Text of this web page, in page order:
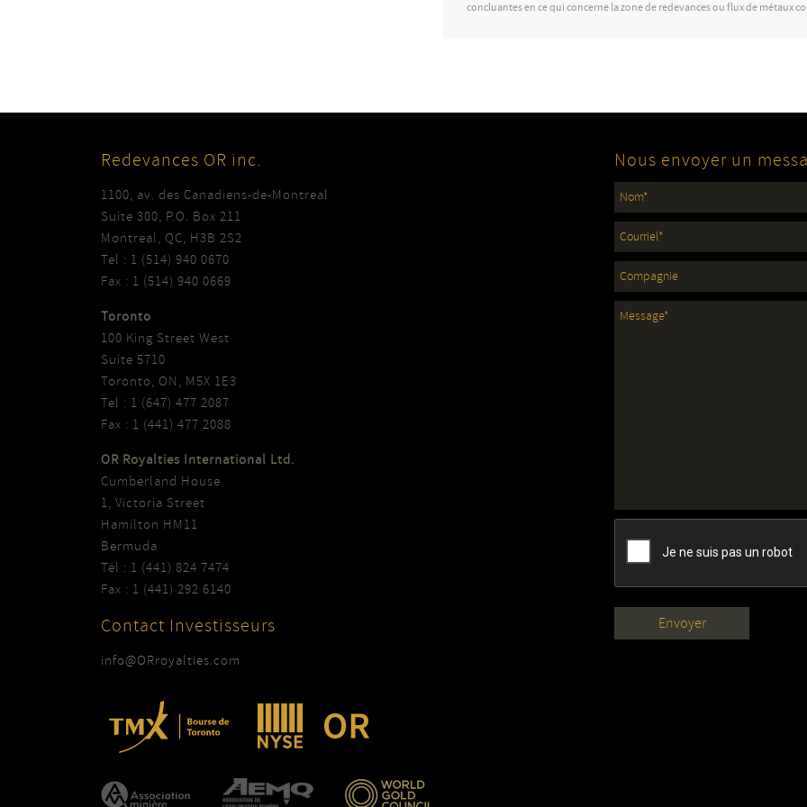
concluantes en ce qui concerne la zone de redevances ou flux de métaux
Redevances OR inc.
1100, av. des Canadiens-de-Montreal
Suite 300, P.O. Box 211
Montreal, QC, H3B 2S2
Tel : 1 (514) 940 0670
Fax : 1 (514) 940 0669
Toronto
100 King Street West
Suite 5710
Toronto, ON, M5X 1E3
Tel : 1 (647) 477 2087
Fax : 1 (441) 477 2088
OR Royalties International Ltd.
Cumberland House
1, Victoria Street
Hamilton HM11
Bermuda
Tél : 1 (441) 824 7474
Fax : 1 (441) 292 6140
Contact Investisseurs
info@ORroyalties.com
Nous envoyer un